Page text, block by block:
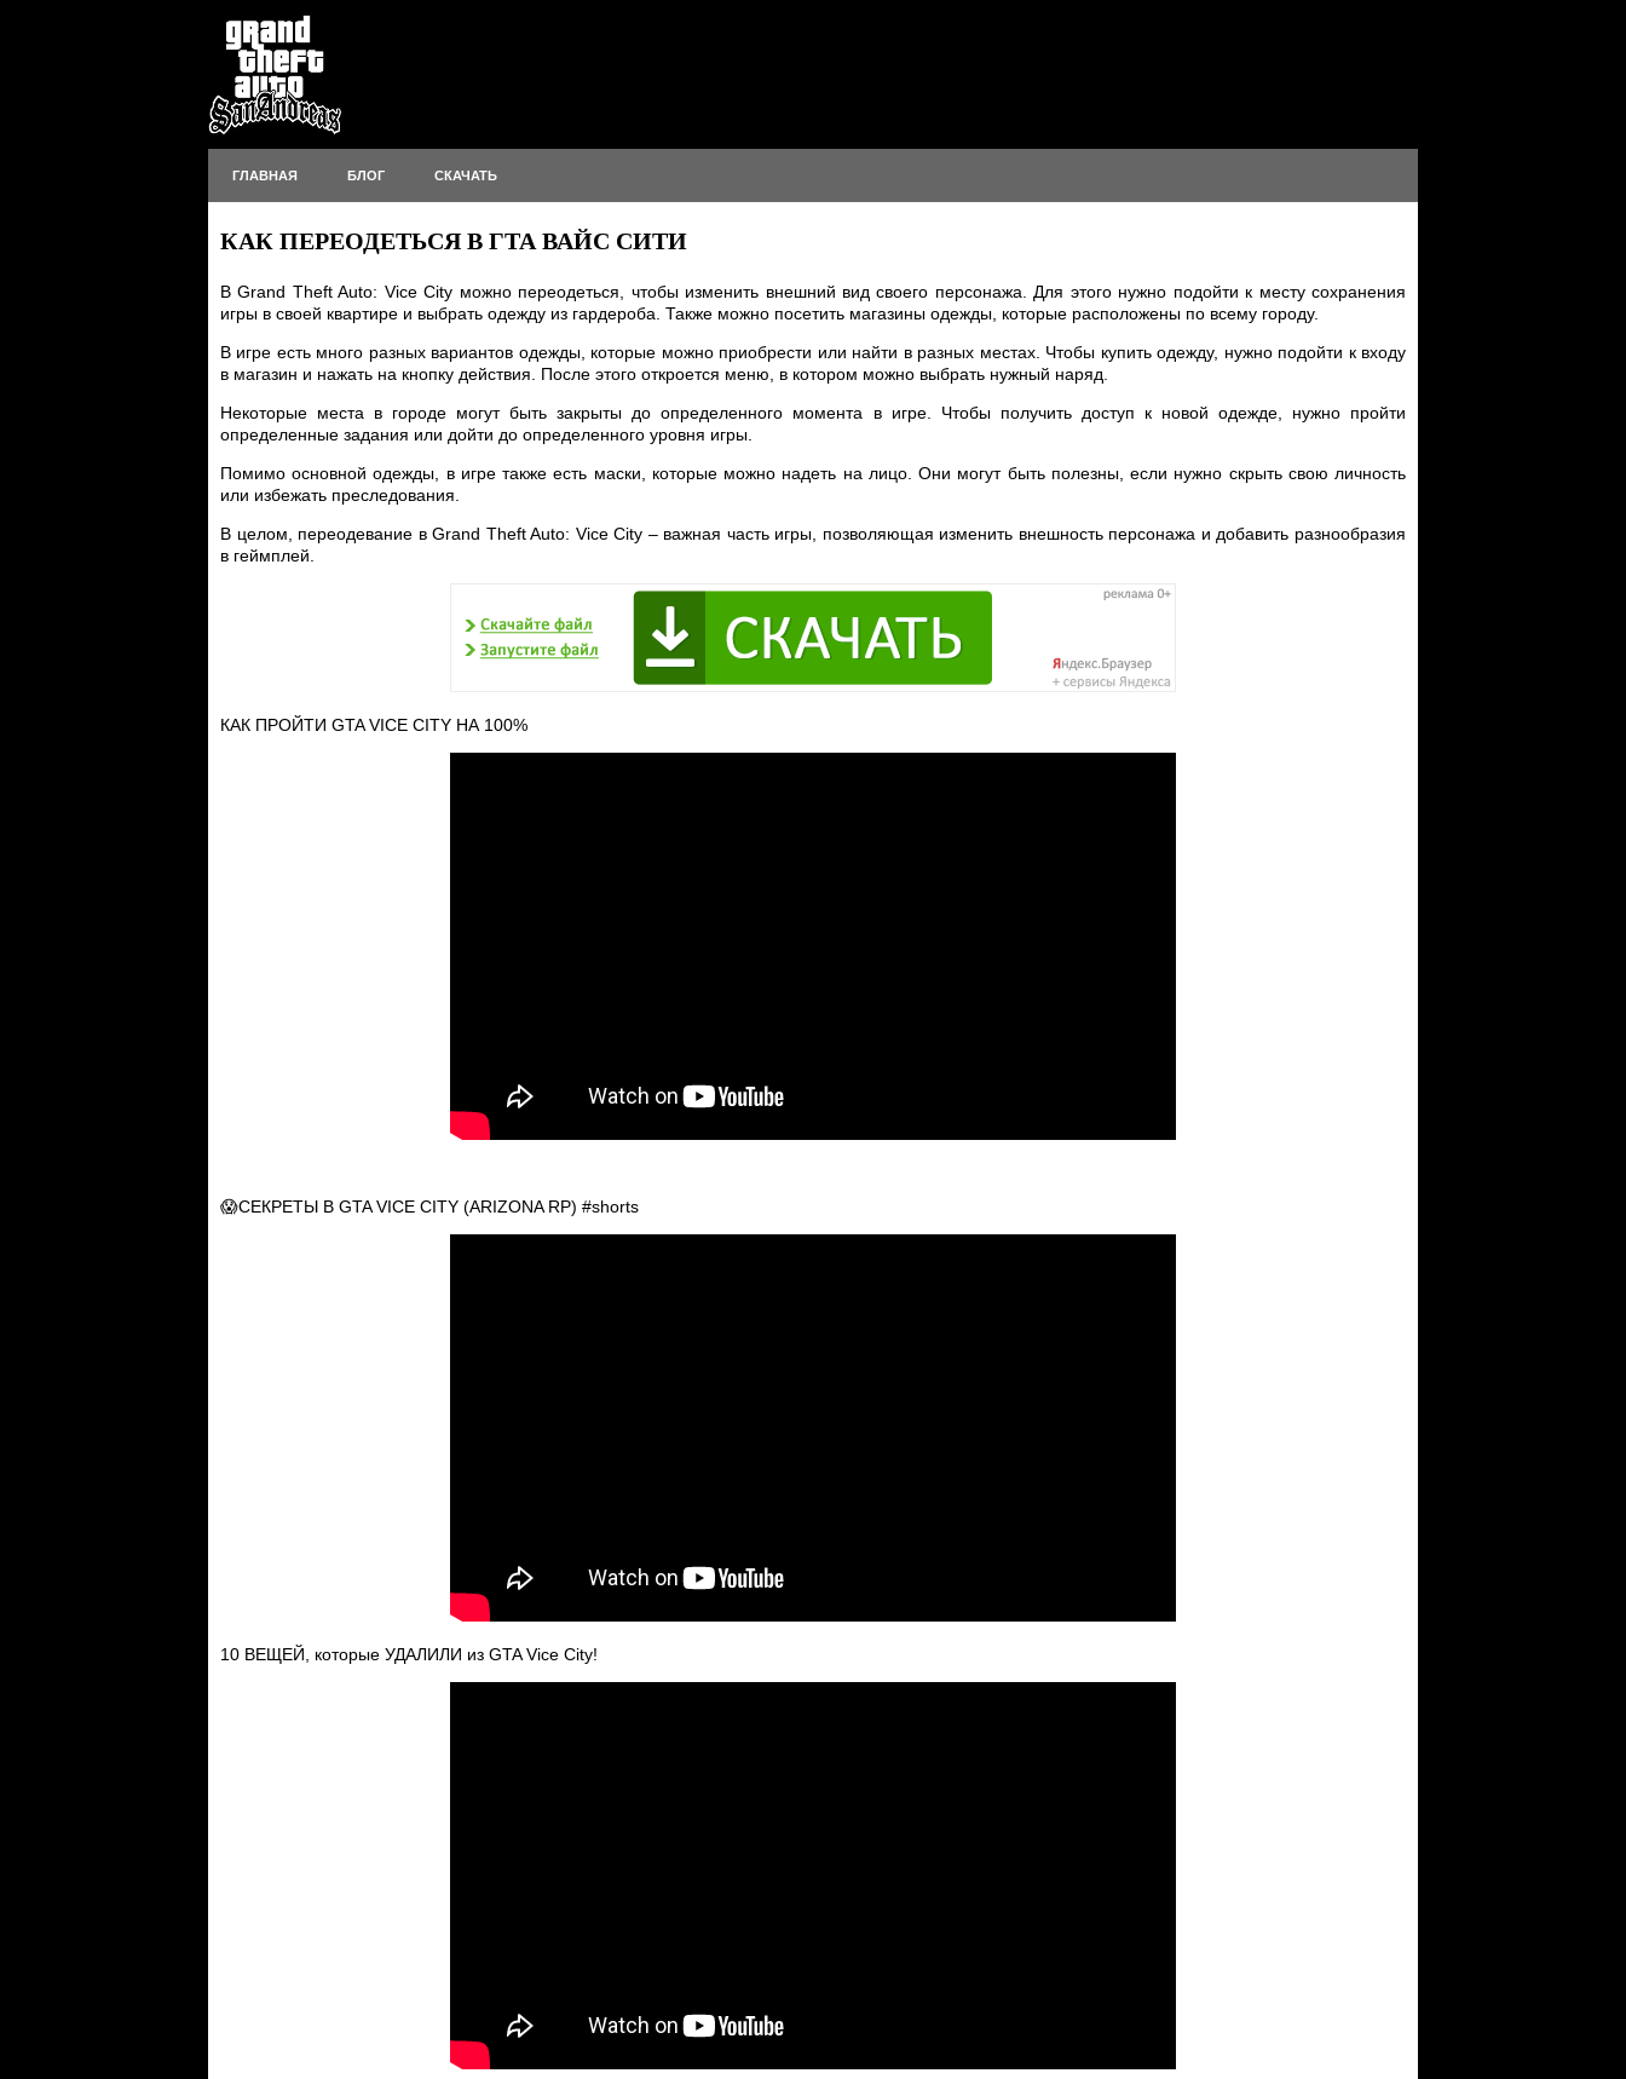
ГЛАВНАЯ БЛОГ СКАЧАТЬ
КАК ПЕРЕОДЕТЬСЯ В ГТА ВАЙС СИТИ
В Grand Theft Auto: Vice City можно переодеться, чтобы изменить внешний вид своего персонажа. Для этого нужно подойти к месту сохранения
игры в своей квартире и выбрать одежду из гардероба. Также можно посетить магазины одежды, которые расположены по всему городу.
В игре есть много разных вариантов одежды, которые можно приобрести или найти в разных местах. Чтобы купить одежду, нужно подойти к входу
в магазин и нажать на кнопку действия. После этого откроется меню, в котором можно выбрать нужный наряд.
Некоторые места в городе могут быть закрыты до определенного момента в игре. Чтобы получить доступ к новой одежде, нужно пройти
определенные задания или дойти до определенного уровня игры.
Помимо основной одежды, в игре также есть маски, которые можно надеть на лицо. Они могут быть полезны, если нужно скрыть свою личность
или избежать преследования.
В целом, переодевание в Grand Theft Auto: Vice City – важная часть игры, позволяющая изменить внешность персонажа и добавить разнообразия
в геймплей.
КАК ПРОЙТИ GTA VICE CITY НА 100%
😱СЕКРЕТЫ В GTA VICE CITY (ARIZONA RP) #shorts
10 ВЕЩЕЙ, которые УДАЛИЛИ из GTA Vice City!